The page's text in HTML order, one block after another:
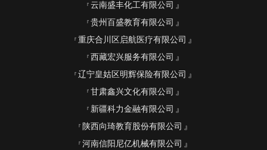
云南盛丰化工有限公司
贵州百盛教育有限公司
重庆合川区启航医疗有限公司
西藏宏兴服务有限公司
辽宁皇姑区明辉保险有限公司
甘肃鑫兴文化有限公司
新疆科力金融有限公司
陕西向琦教育股份有限公司
河南信阳尼亿机械有限公司